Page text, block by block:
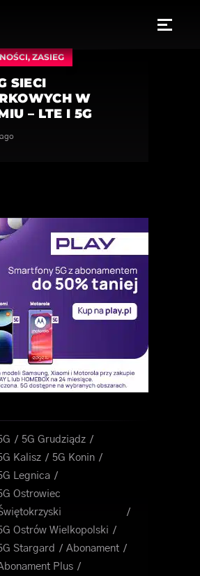
,ZASIEG
SIECI
W
– LTE I 5G
5G Grudziądz
Kalisz
5G Konin
Legnica
Ostrowiec
Ostrów Wielkopolski
Stargard
Abonament
Plus